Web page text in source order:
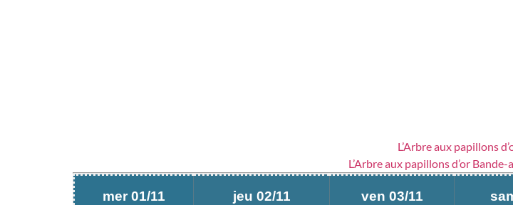
L’Arbre aux papillons
L’Arbre aux papillons d’or
mer 01/11 jeu 02/11 ven 03/11